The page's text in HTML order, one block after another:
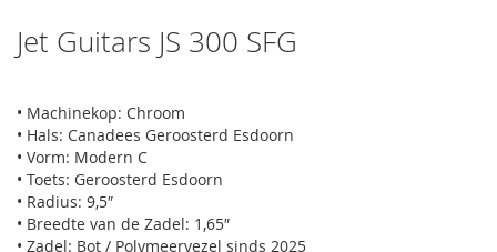
Jet Guitars JS 300 SFG
• Machinekop: Chroom
• Hals: Canadees Geroosterd Esdoorn
• Vorm: Modern C
• Toets: Geroosterd Esdoorn
• Radius: 9,5″
• Breedte van de Zadel: 1,65″
• Zadel: Bot / Polymeervezel sinds 2025